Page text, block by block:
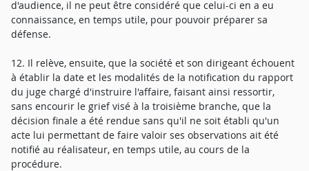
d'audience, il ne peut être considéré que celui-ci en a eu
connaissance, en temps utile, pour pouvoir préparer sa
défense.
12. Il relève, ensuite, que la société et son dirigeant échouent
à établir la date et les modalités de la notification du rapport
du juge chargé d'instruire l'affaire, faisant ainsi ressortir,
sans encourir le grief visé à la troisième branche, que la
décision finale a été rendue sans qu'il ne soit établi qu'un
acte lui permettant de faire valoir ses observations ait été
notifié au réalisateur, en temps utile, au cours de la
procédure.